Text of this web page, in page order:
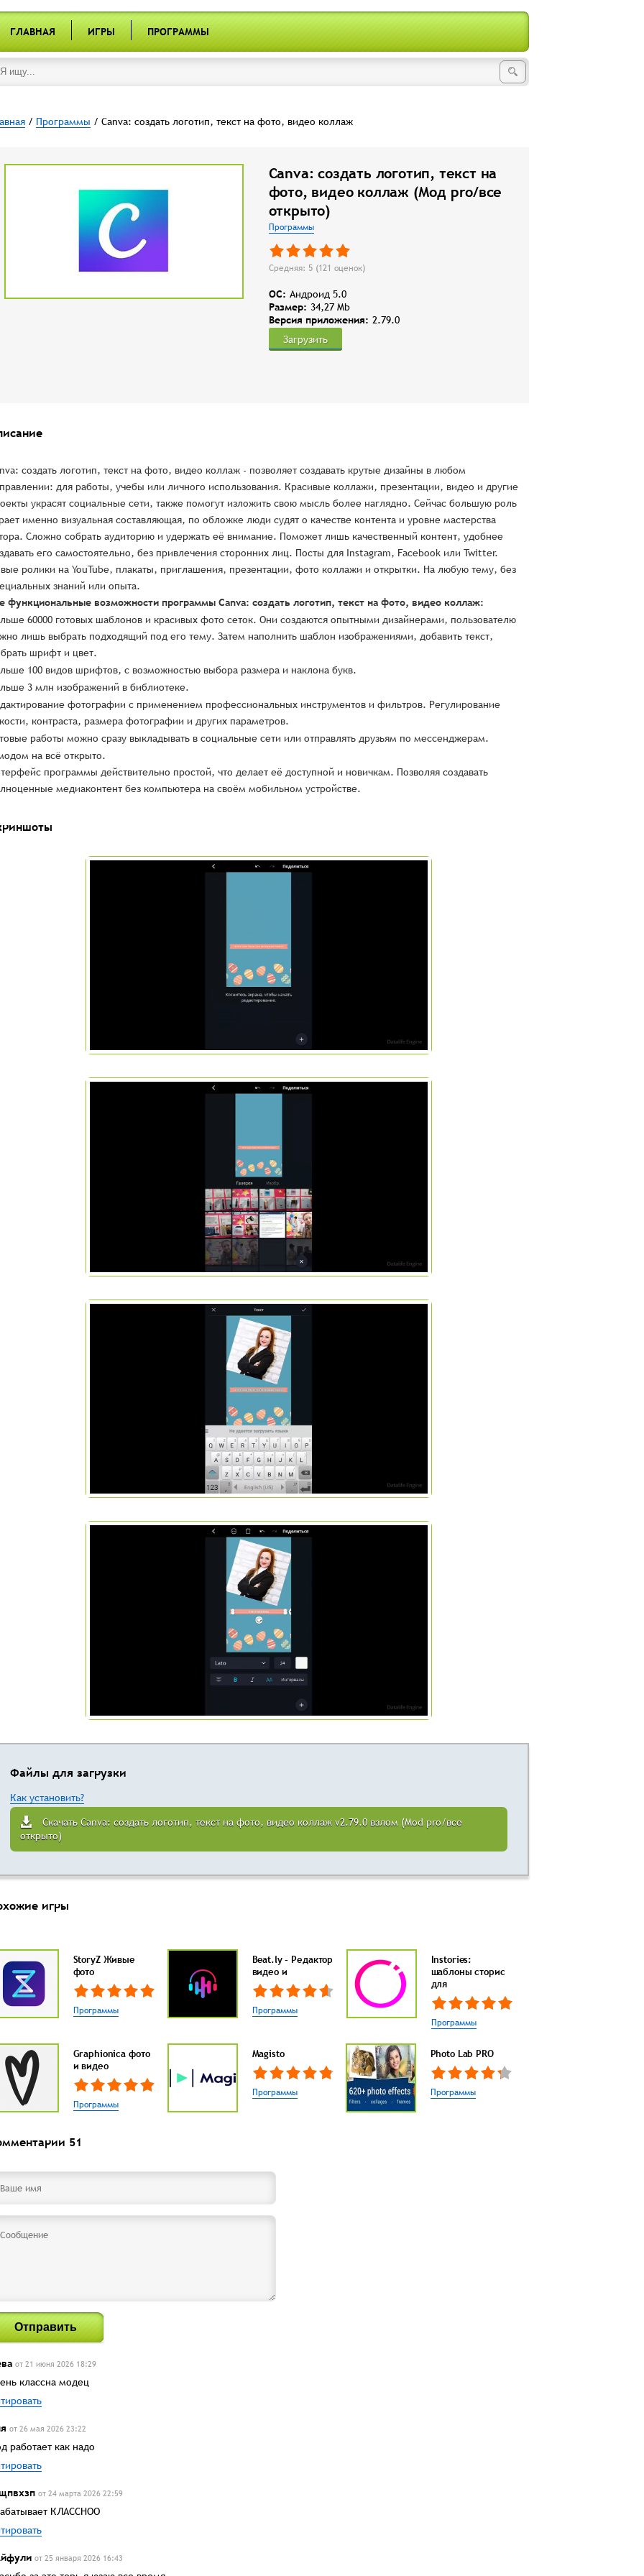
ГЛАВНАЯ ИГРЫ ПРОГРАММЫ
/ Программы / Canva: создать логотип, текст на фото, видео коллаж
Canva: создать логотип, текст на
фото, видео коллаж (Мод pro/все
открыто)
Программы
Средняя: 5 (121 оценок)
OC: Андроид 5.0
Размер: 34,27 Mb
Версия приложения: 2.79.0
Загрузить
создать логотип, текст на фото, видео коллаж - позволяет создавать крутые дизайны в любом
для работы, учебы или личного использования. Красивые коллажи, презентации, видео и другие
украсят социальные сети, также помогут изложить свою мысль более наглядно. Сейчас большую роль
именно визуальная составляющая, по обложке люди судят о качестве контента и уровне мастерства
Сложно собрать аудиторию и удержать её внимание. Поможет лишь качественный контент, удобнее
его самостоятельно, без привлечения сторонних лиц. Посты для Instagram, Facebook или Twitter.
ролики на YouTube, плакаты, приглашения, презентации, фото коллажи и открытки. На любую тему, без
знаний или опыта.
функциональные возможности программы Canva: создать логотип, текст на фото, видео коллаж:
60000 готовых шаблонов и красивых фото сеток. Они создаются опытными дизайнерами, пользователю
лишь выбрать подходящий под его тему. Затем наполнить шаблон изображениями, добавить текст,
шрифт и цвет.
100 видов шрифтов, с возможностью выбора размера и наклона букв.
3 млн изображений в библиотеке.
фотографии с применением профессиональных инструментов и фильтров. Регулирование
контраста, размера фотографии и других параметров.
работы можно сразу выкладывать в социальные сети или отправлять друзьям по мессенджерам.
на всё открыто.
программы действительно простой, что делает её доступной и новичкам. Позволяя создавать
медиаконтент без компьютера на своём мобильном устройстве.
Файлы для загрузки
Как установить?
Скачать Canva: создать логотип, текст на фото, видео коллаж v2.79.0 взлом (Mod pro/все
открыто)
игры
StoryZ Живые
фото
Программы
Beat.ly - Редактор
видео и
Программы
Instories:
шаблоны сторис
для
Программы
Graphionica фото
и видео
Программы
Magisto
Программы
Photo Lab PRO
Программы
51
Отправить
от 21 июня 2026 18:29
классна модец
от 26 мая 2026 23:22
работает как надо
от 24 марта 2026 22:59
КЛАССНОО
от 25 января 2026 16:43